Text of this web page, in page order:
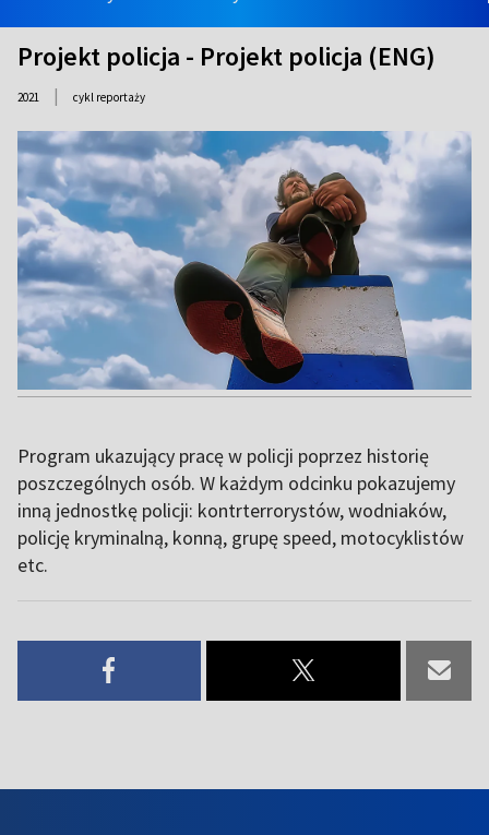
Projekt policja - Projekt policja (ENG)
2021 | cykl reportaży
Program ukazujący pracę w policji poprzez historię
poszczególnych osób. W każdym odcinku pokazujemy
inną jednostkę policji: kontrterrorystów, wodniaków,
policję kryminalną, konną, grupę speed, motocyklistów
etc.